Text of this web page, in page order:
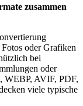
zusammen
oder Grafiken
bei
oder
WEBP, AVIF, PDF,
viele typische